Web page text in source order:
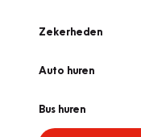
Zekerheden
Auto huren
Bus huren